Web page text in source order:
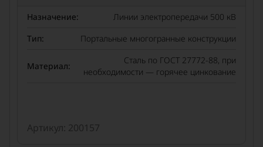
Назначение:
Линии электропередачи 500 кВ
Тип:
Портальные многогранные конструкции
Материал:
Сталь по ГОСТ 27772-88, при
необходимости — горячее цинкование
Артикул: 200157